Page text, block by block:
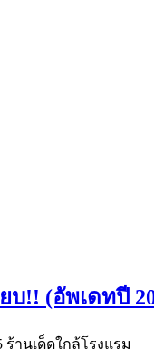
บ!! (อัพเดทปี
ร้านเด็ดใกล้โรงแรม